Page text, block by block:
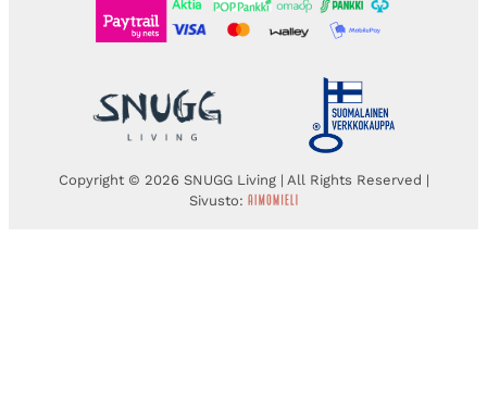
Copyright © 2026 SNUGG Living | All Rights Reserved |
Sivusto: